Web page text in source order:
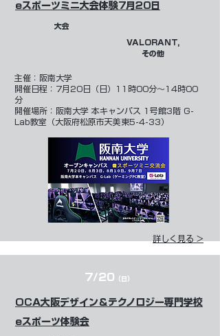
eスポーツミニ大会体験7月20日
大会
VALORANT,
その他
​主催： 阪南大学
開催日程：7月20日（日）11時00分～14時00
分
開催場所：阪南大学 本キャンパス 1号館3階 G-
Lab教室（大阪府松原市天美東5-4-33）
詳しく見る >
7/20 （日）
OCA大阪デザイン＆テクノロジー専門学校
eスポーツ体験会